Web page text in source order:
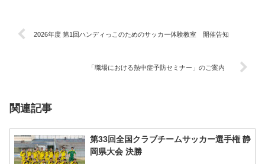
2026年度 第1回ハンディっこのためのサッカー体験教室 開催告知
「職場における熱中症予防セミナー」のご案内
関連記事
第33回全国クラブチームサッカー選手権 静
岡県大会 決勝